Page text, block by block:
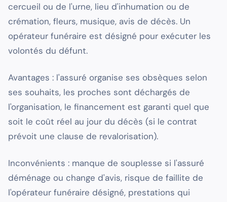
cercueil ou de l'urne, lieu d'inhumation ou de
crémation, fleurs, musique, avis de décès. Un
opérateur funéraire est désigné pour exécuter les
volontés du défunt.
Avantages : l'assuré organise ses obsèques selon
ses souhaits, les proches sont déchargés de
l'organisation, le financement est garanti quel que
soit le coût réel au jour du décès (si le contrat
prévoit une clause de revalorisation).
Inconvénients : manque de souplesse si l'assuré
déménage ou change d'avis, risque de faillite de
l'opérateur funéraire désigné, prestations qui